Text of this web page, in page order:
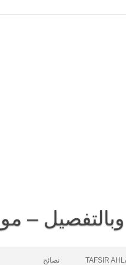
وبالتفصيل –
TAFSIR نصائح